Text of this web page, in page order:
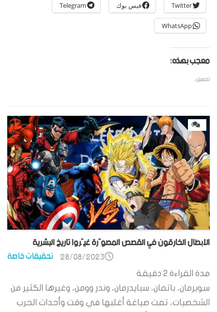
Twitter فيس بوك Telegram
WhatsApp
معجب بهذه:
تحميل...
0
الأبطال الخارقون في القصص المصوّرة غيّروا تاريخ البشرية
تحقيقات خاصة 28/08/2023
مدة القراءة 2 دقيقة
سوبرمان، باتمان، سبايدرمان، وندر وومن، وغيرها الكثير من
الشخصيات، تمت صياغة أغلبها في وقت وأحداث الحرب